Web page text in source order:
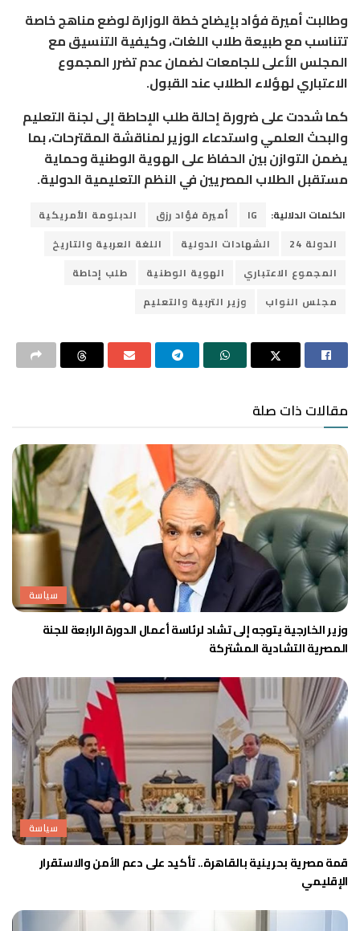
وطالبت أميرة فؤاد بإيضاح خطة الوزارة لوضع مناهج خاصة
تتناسب مع طبيعة طلاب اللغات، وكيفية التنسيق مع
المجلس الأعلى للجامعات لضمان عدم تضرر المجموع
الاعتباري لهؤلاء الطلاب عند القبول.
كما شددت على ضرورة إحالة طلب الإحاطة إلى لجنة التعليم
والبحث العلمي واستدعاء الوزير لمناقشة المقترحات، بما
يضمن التوازن بين الحفاظ على الهوية الوطنية وحماية
مستقبل الطلاب المصريين في النظم التعليمية الدولية.
الكلمات الدلالية: IG أميرة فؤاد رزق
الدبلومة الأمريكية
الدولة 24
الشهادات الدولية
اللغة العربية والتاريخ
المجموع الاعتباري
الهوية الوطنية
طلب إحاطة
مجلس النواب
وزير التربية والتعليم
مقالات ذات صلة
سياسة
وزير الخارجية يتوجه إلى تشاد لرئاسة أعمال الدورة الرابعة للجنة
المصرية التشادية المشتركة
سياسة
قمة مصرية بحرينية بالقاهرة.. تأكيد على دعم الأمن والاستقرار
الإقليمي